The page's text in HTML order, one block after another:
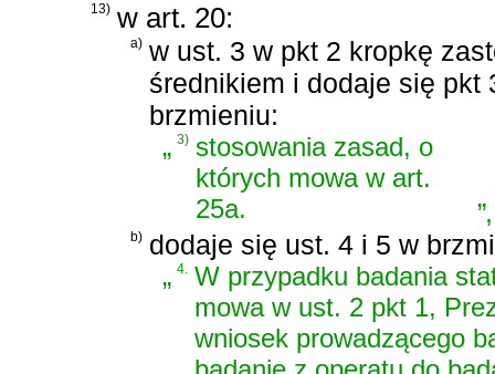
13) w art. 20:
a) w ust. 3 w pkt 2 kropkę
średnikiem i dodaje się pkt
brzmieniu:
„3) stosowania zasad, o
których mowa w art.
25a.
”
,
b) dodaje się ust. 4 i 5 w
„4. W przypadku badania
mowa w ust. 2 pkt 1,
wniosek prowadzącego